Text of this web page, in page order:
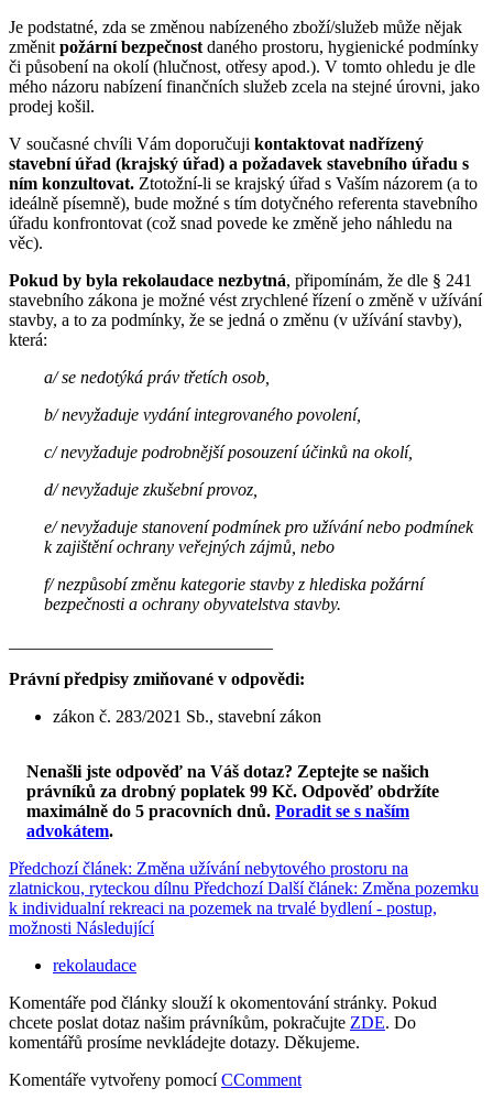
Je podstatné, zda se změnou nabízeného zboží/služeb může nějak
změnit požární bezpečnost daného prostoru, hygienické podmínky
či působení na okolí (hlučnost, otřesy apod.). V tomto ohledu je dle
mého názoru nabízení finančních služeb zcela na stejné úrovni, jako
prodej košil.
V současné chvíli Vám doporučuji kontaktovat nadřízený
stavební úřad (krajský úřad) a požadavek stavebního úřadu s
ním konzultovat. Ztotožní-li se krajský úřad s Vaším názorem (a to
ideálně písemně), bude možné s tím dotyčného referenta stavebního
úřadu konfrontovat (což snad povede ke změně jeho náhledu na
věc).
Pokud by byla rekolaudace nezbytná, připomínám, že dle § 241
stavebního zákona je možné vést zrychlené řízení o změně v užívání
stavby, a to za podmínky, že se jedná o změnu (v užívání stavby),
která:
a/ se nedotýká práv třetích osob,
b/ nevyžaduje vydání integrovaného povolení,
c/ nevyžaduje podrobnější posouzení účinků na okolí,
d/ nevyžaduje zkušební provoz,
e/ nevyžaduje stanovení podmínek pro užívání nebo podmínek
k zajištění ochrany veřejných zájmů, nebo
f/ nezpůsobí změnu kategorie stavby z hlediska požární
bezpečnosti a ochrany obyvatelstva stavby.
Právní předpisy zmiňované v odpovědi:
zákon č. 283/2021 Sb., stavební zákon
Nenašli jste odpověď na Váš dotaz? Zeptejte se našich
právníků za drobný poplatek 99 Kč. Odpověď obdržíte
maximálně do 5 pracovních dnů. Poradit se s naším
advokátem.
Předchozí článek: Změna užívání nebytového prostoru na
zlatnickou, ryteckou dílnu Předchozí Další článek: Změna pozemku
k individualní rekreaci na pozemek na trvalé bydlení - postup,
možnosti Následující
rekolaudace
Komentáře pod články slouží k okomentování stránky. Pokud
chcete poslat dotaz našim právníkům, pokračujte ZDE. Do
komentářů prosíme nevkládejte dotazy. Děkujeme.
Komentáře vytvořeny pomocíCComment